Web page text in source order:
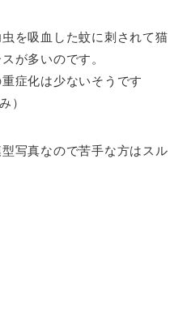
を吸血した蚊に刺されて猫
が多いのです。
重症化は少ないそうです
）
写真なので苦手な方はスル